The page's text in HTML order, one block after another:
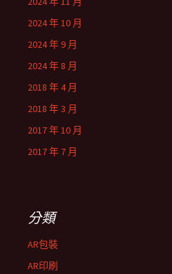
2024 年 10 月
2024 年 9 月
2024 年 8 月
2018 年 4 月
2018 年 3 月
2017 年 10 月
2017 年 7 月
分類
AR包裝
AR印刷